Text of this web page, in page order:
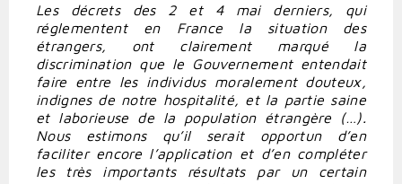
Les décrets des 2 et 4 mai derniers, qui
réglementent en France la situation des
étrangers, ont clairement marqué la
discrimination que le Gouvernement entendait
faire entre les individus moralement douteux,
indignes de notre hospitalité, et la partie saine
et laborieuse de la population étrangère (…).
Nous estimons qu’il serait opportun d’en
faciliter encore l’application et d’en compléter
les très importants résultats par un certain